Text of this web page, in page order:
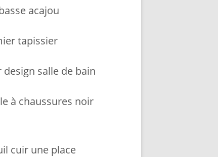
acajou
tapissier
salle de bain
à chaussures noir
cuir une place